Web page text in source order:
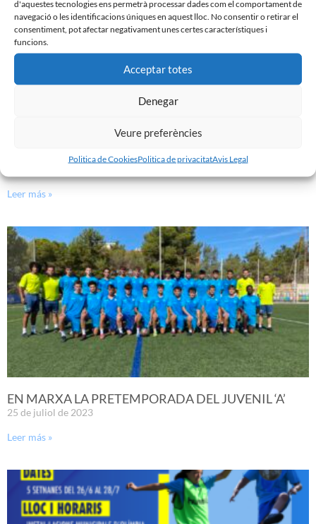
d'aquestes tecnologies ens permetrà processar dades com el comportament de
navegació o les identificacions úniques en aquest lloc. No consentir o retirar el
consentiment, pot afectar negativament unes certes característiques i
funcions.
Acceptar totes
Denegar
Veure preferències
Politica de CookiesPolitica de privacitatAvis Legal
EN MARXA LA PRETEMPORADA DEL FILIAL
Leer más »
EN MARXA LA PRETEMPORADA DEL JUVENIL ‘A’
25 de juliol de 2023
Leer más »